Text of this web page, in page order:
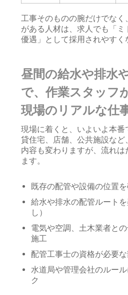
工事そのものの腕だけでなく
がある人材は、求人でも「
優遇」として採用されやすく
昼間の給水や排水
で、作業スタッフ
現場のリアルな仕
現場に着くと、いよいよ本
貸住宅、店舗、公共施設な
内容も変わりますが、流れ
ます。
既存の配管や設備の位置
給水や排水の配管ルート
し）
電気や空調、土木業者と
施工
配管工事士の資格が必要
水道局や管理会社のルー
ク